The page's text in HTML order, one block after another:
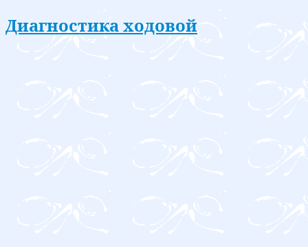
Диагностика ходовой